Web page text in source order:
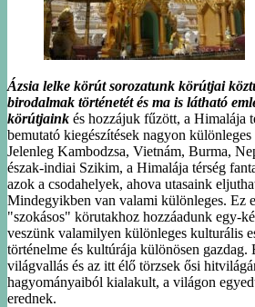
Ázsia lelke körút sorozatunk körútjai
birodalmak történetét és ma is látható
körútjaink és hozzájuk fűzött, a Himalája
bemutató kiegészítések nagyon
Jelenleg Kambodzsa, Vietnám, Burma,
észak-indiai Szikim, a Himalája térség
azok a csodahelyek, ahova utasaink
Mindegyikben van valami különleges. Ez
"szokásos" körutakhoz hozzáadunk egy-
veszünk valamilyen különleges kulturális
történelme és kultúrája különösen gazdag.
világvallás és az itt élő törzsek ősi
hagyományaiból kialakult, a világon
erednek.